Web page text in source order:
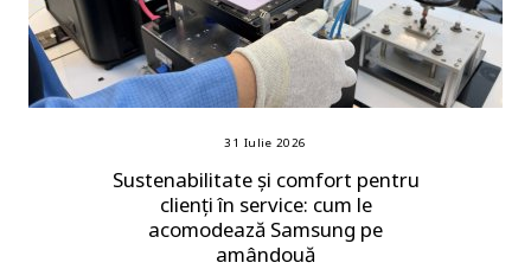
31 Iulie 2026
Sustenabilitate și comfort pentru
clienți în service: cum le
acomodează Samsung pe
amândouă